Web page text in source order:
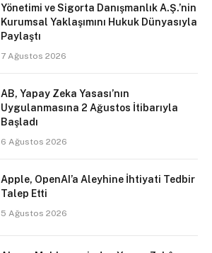
Yönetimi ve Sigorta Danışmanlık A.Ş.’nin
Kurumsal Yaklaşımını Hukuk Dünyasıyla
Paylaştı
7 Ağustos 2026
AB, Yapay Zeka Yasası’nın
Uygulanmasına 2 Ağustos İtibarıyla
Başladı
6 Ağustos 2026
Apple, OpenAI’a Aleyhine İhtiyati Tedbir
Talep Etti
5 Ağustos 2026